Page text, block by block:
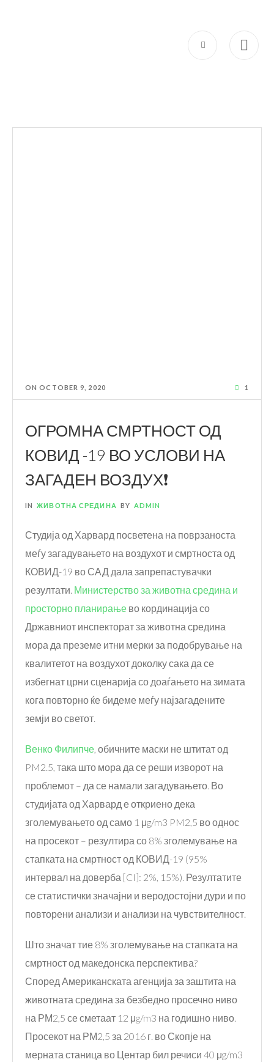
ONOCTOBER 9, 2020 1
ОГРОМНА СМРТНОСТ ОД
КОВИД -19 ВО УСЛОВИ НА
ЗАГАДЕН ВОЗДУХ❗️
IN ЖИВОТНА СРЕДИНА BY ADMIN
Студија од Харвард посветена на поврзаноста
меѓу загадувањето на воздухот и смртноста од
КОВИД-19 во САД дала запрепастувачки
резултати. Министерство за животна средина и
просторно планирањево кординација со
Државниот инспекторат за животна средина
мора да преземе итни мерки за подобрување на
квалитетот на воздухот доколку сака да се
избегнат црни сценарија со доаѓањето на зимата
кога повторно ќе бидеме меѓу најзагадените
земји во светот.
Венко Филипче, обичните маски не штитат од
PM2.5, така што мора да се реши изворот на
проблемот – да се намали загадувањето. Во
студијата од Харвард е откриено дека
зголемувањето од само 1 μg/m3 PM2,5 во однос
на просекот – резултира со 8% зголемување на
стапката на смртност од КОВИД-19 (95%
интервал на доверба [CI]: 2%, 15%). Резултатите
се статистички значајни и веродостојни дури и по
повторени анализи и анализи на чувствителност.
Што значат тие 8% зголемување на стапката на
смртност од македонска перспектива?
Според Американската агенција за заштита на
животната средина за безбедно просечно ниво
на РМ2,5 се сметаат 12 μg/m3 на годишно ниво.
Просекот на РМ2,5 за 2016 г. во Скопје на
мерната станица во Центар бил речиси 40 μg/m3